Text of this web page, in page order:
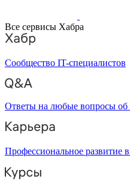
Все сервисы Хабра
Сообщество IT-специалистов
Ответы на любые вопросы об
Профессиональное развитие